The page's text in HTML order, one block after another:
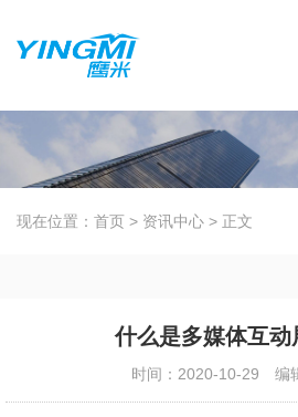
现在位置： 首页 > 资讯中心 > 正文
什么是多媒体互动
时间：2020-10-29 编